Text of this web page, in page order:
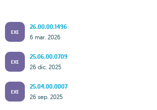
EXE
26.00.00.1496
6 mar. 2026
EXE
25.06.00.0709
26 dic. 2025
EXE
25.04.00.0007
26 sep. 2025